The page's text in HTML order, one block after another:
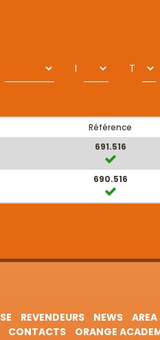
I T
Référence
691.516
690.516
REVENDEURS NEWS
CONTACTS ORANGE